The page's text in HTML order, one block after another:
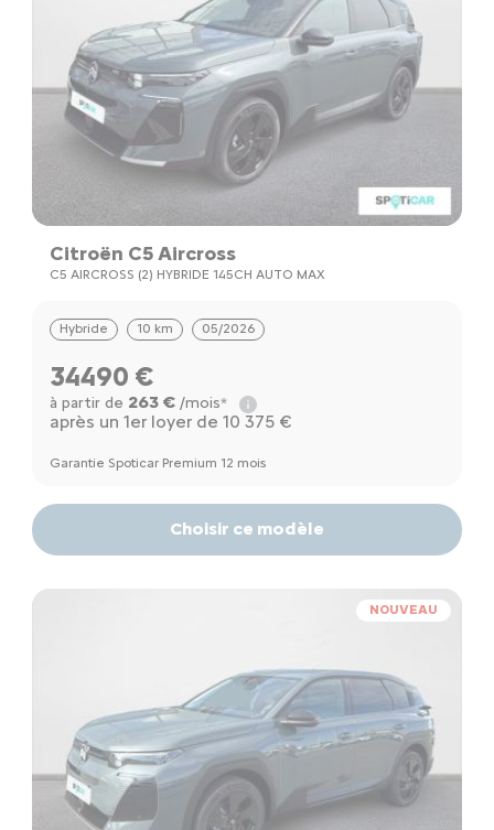
Citroën C5 Aircross
C5 AIRCROSS (2) HYBRIDE 145CH AUTO MAX
Hybride 10 km 05/2026
34490 €
à partir de 263 €/mois*
après un 1er loyer de 10 375 €
Garantie Spoticar Premium 12 mois
Choisir ce modèle
NOUVEAU